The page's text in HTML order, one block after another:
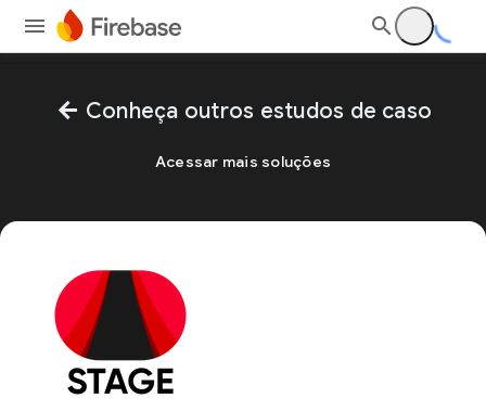
arrow_back Conheça outros estudos de caso
Acessar mais soluções